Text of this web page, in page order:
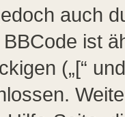
auch
ist
(„[“